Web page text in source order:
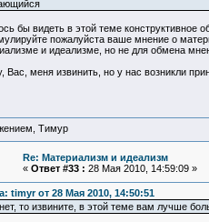
бы видеть в этой теме конструктивное
пожалуйста ваше мнение о
и идеализме, но не для обмена
Вас, меня извинить, но у нас возникли
Тимур
Re: Материализм и идеализм
« Ответ #33 : 28 Мая 2010, 14:59:09 »
timyr от 28 Мая 2010, 14:50:51
то извините, в этой теме вам лучше